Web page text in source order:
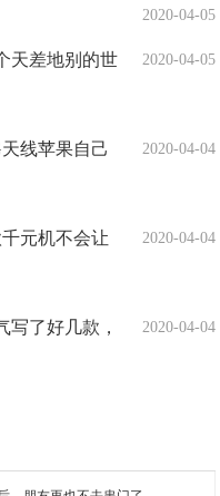
2020-04-05
2020-04-05
天差地别的世
2020-04-04
线苹果自己
2020-04-04
元机不会让
2020-04-04
写了好几款，